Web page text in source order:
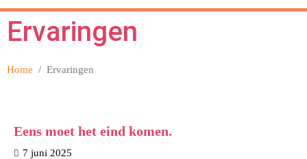
Ervaringen
Home Ervaringen
Eens moet het eind komen.
7 juni 2025